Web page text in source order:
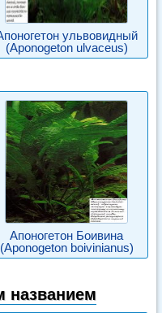
ульвовидный
(Aponogeton ulvaceus)
Апоногетон Боивина
(Aponogeton boivinianus)
названием